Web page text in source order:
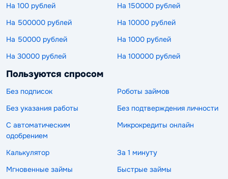
На 100 рублей
На 150000 рублей
На 500000 рублей
На 10000 рублей
На 50000 рублей
На 1000 рублей
На 30000 рублей
На 100000 рублей
Пользуются спросом
Без подписок
Роботы займов
Без указания работы
Без подтверждения личности
С автоматическим
одобрением
Микрокредиты онлайн
Калькулятор
За 1 минуту
Мгновенные займы
Быстрые займы